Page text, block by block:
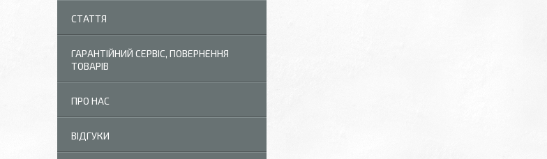
СТАТТЯ
ГАРАНТІЙНИЙ СЕРВІС, ПОВЕРНЕННЯ
ТОВАРІВ
ПРО НАС
ВІДГУКИ